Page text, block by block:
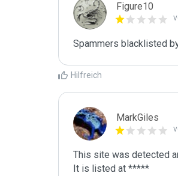
Figure10
Spammers blacklisted
Hilfreich
MarkGiles
This site was detected
It is listed at *****